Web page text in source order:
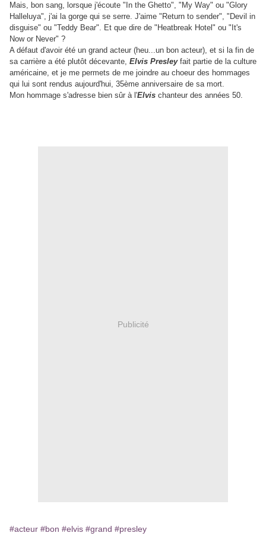
Mais, bon sang, lorsque j'écoute "In the Ghetto", "My Way" ou "Glory
Halleluya", j'ai la gorge qui se serre. J'aime "Return to sender", "Devil in
disguise" ou "Teddy Bear". Et que dire de "Heatbreak Hotel" ou "It's
Now or Never" ?
A défaut d'avoir été un grand acteur (heu...un bon acteur), et si la fin de
sa carrière a été plutôt décevante, Elvis Presley fait partie de la culture
américaine, et je me permets de me joindre au choeur des hommages
qui lui sont rendus aujourd'hui, 35ème anniversaire de sa mort.
Mon hommage s'adresse bien sûr à l'Elvis chanteur des années 50.
Publicité
#acteur #bon #elvis #grand #presley